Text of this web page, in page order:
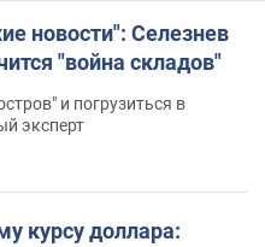
новости": Селезнев
"война складов"
и погрузиться в
эксперт
курсу доллара: